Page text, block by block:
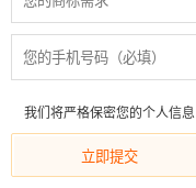
我们将严格保密您的个人信息